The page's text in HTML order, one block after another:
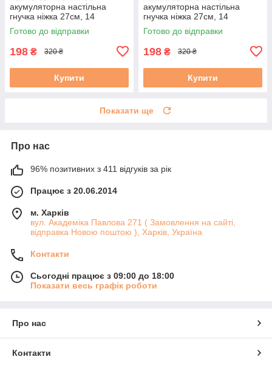
акумуляторна настільна
гнучка ніжка 27см, 14
світлодіодів 3 режими
яскравості, рожева
Готово до відправки
198 ₴ 320 ₴
Купити
акумуляторна настільна
гнучка ніжка 27см, 14
світлодіодів 3 режими
яскравості, блакитна
Готово до відправки
198 ₴ 320 ₴
Купити
Показати ще
Про нас
96% позитивних з 411 відгуків за рік
Працює з 20.06.2014
м. Харків
вул. Академіка Павлова 271 ( Замовлення на сайті,
відправка Новою поштою ), Харків, Україна
Контакти
Сьогодні працює з 09:00 до 18:00
Показати весь графік роботи
Про нас
Контакти